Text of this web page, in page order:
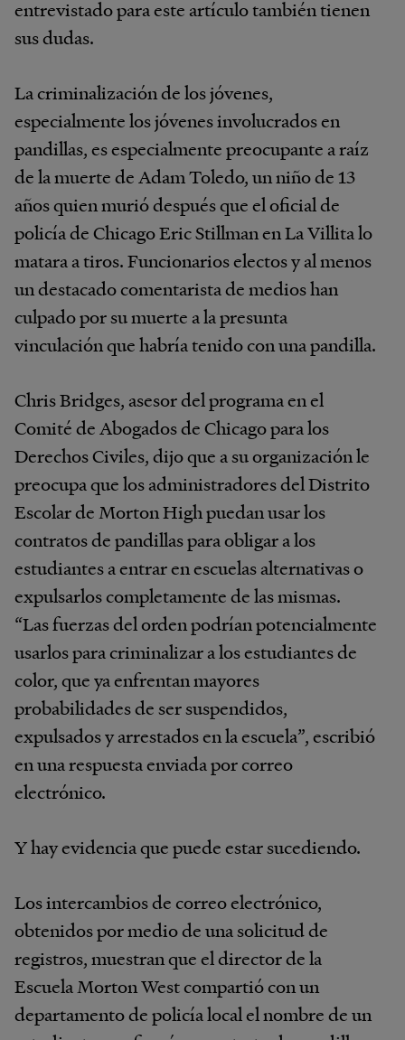
entrevistado para este artículo también tienen
sus dudas.
La criminalización de los jóvenes,
especialmente los jóvenes involucrados en
pandillas, es especialmente preocupante a raíz
de la muerte de Adam Toledo, un niño de 13
años quien murió después que el oficial de
policía de Chicago Eric Stillman en La Villita lo
matara a tiros. Funcionarios electos y al menos
un destacado comentarista de medios han
culpado por su muerte a la presunta
vinculación que habría tenido con una pandilla.
Chris Bridges, asesor del programa en el
Comité de Abogados de Chicago para los
Derechos Civiles, dijo que a su organización le
preocupa que los administradores del Distrito
Escolar de Morton High puedan usar los
contratos de pandillas para obligar a los
estudiantes a entrar en escuelas alternativas o
expulsarlos completamente de las mismas.
“Las fuerzas del orden podrían potencialmente
usarlos para criminalizar a los estudiantes de
color, que ya enfrentan mayores
probabilidades de ser suspendidos,
expulsados y arrestados en la escuela”, escribió
en una respuesta enviada por correo
electrónico.
Y hay evidencia que puede estar sucediendo.
Los intercambios de correo electrónico,
obtenidos por medio de una solicitud de
registros, muestran que el director de la
Escuela Morton West compartió con un
departamento de policía local el nombre de un